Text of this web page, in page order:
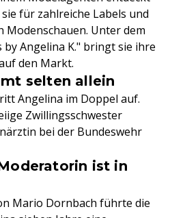
für zahlreiche Labels und
Unter dem
by Angelina K." bringt sie ihre
den Markt.
selten allein
Angelina im Doppel auf.
Zwillingsschwester
bei der Bundeswehr
ist in
Mario Dornbach führte die